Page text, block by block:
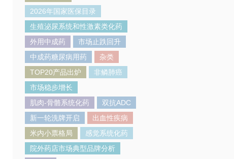
2026年国家医保目录
生殖泌尿系统和性激素类化药
外用中成药
市场止跌回升
中成药糖尿病用药
杂类
TOP20产品出炉
非鳞肺癌
市场稳步增长
肌肉-骨骼系统化药
双抗ADC
新一轮洗牌开启
出血性疾病
米内小票格局
感觉系统化药
院外药店市场典型品牌分析